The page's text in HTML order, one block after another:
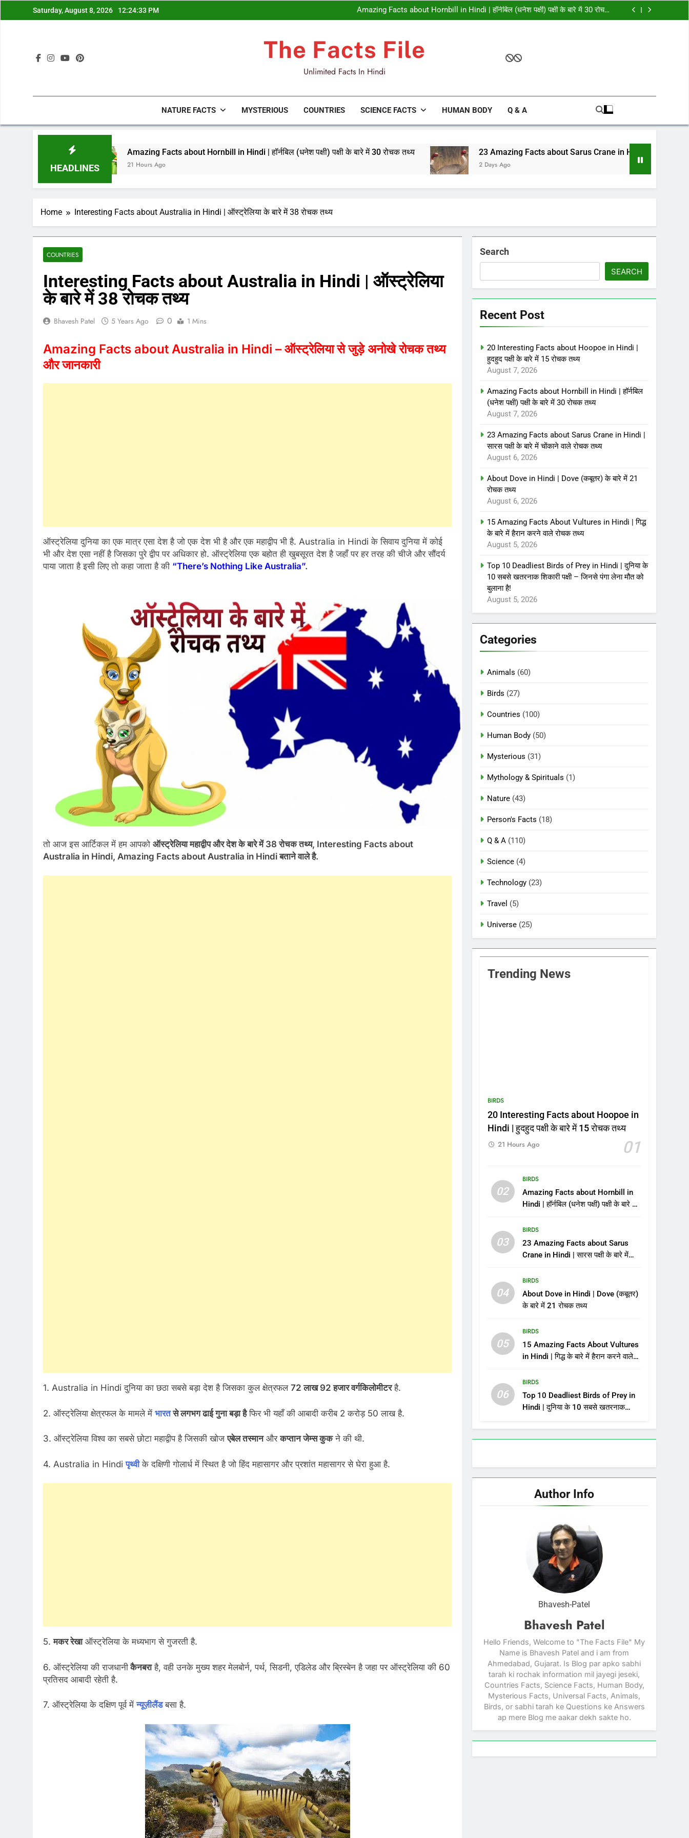
to
Saturday, August 8, 2026 12:24:34 PM
Amazing Facts about Hornbill in Hindi | हॉर्नबिल (धनेश पक्षी) पक्षी के बारे में 30 रोचक
तथ्य
23 Amazing Facts about Sarus Crane in Hindi | सारस पक्षी के बारे में चोंकाने वाले
Amazing Facts about Hornbill in Hindi | हॉर्नबिल (धनेश पक्षी) पक्षी के बारे में 30 रोचक
23 Amazing Facts about Sarus Crane in Hindi | सारस पक्षी के बारे में चोंकाने वाले
The Facts File
Unlimited Facts In Hindi
NATURE FACTS MYSTERIOUS COUNTRIES SCIENCE FACTS HUMAN BODY Q & A
HEADLINES
Amazing Facts about Hornbill in Hindi | हॉर्नबिल (धनेश पक्षी) पक्षी के बारे में 30 रोचक तथ्य
21 Hours Ago
23 Amazing Facts about Sarus Crane in Hindi | सारस पक्षी के बारे में चोंकाने वाले
2 Days Ago
Home Interesting Facts about Australia in Hindi | ऑस्ट्रेलिया के बारे में 38 रोचक तथ्य
COUNTRIES
Interesting Facts about Australia in Hindi | ऑस्ट्रेलिया
के बारे में 38 रोचक तथ्य
Bhavesh Patel 5 Years Ago 0 1 Mins
Amazing Facts about Australia in Hindi – ऑस्ट्रेलिया से जुड़े अनोखे रोचक तथ्य
और जानकारी
ऑस्ट्रेलिया दुनिया का एक मात्र एसा देश है जो एक देश भी है और एक महाद्वीप भी है. Australia in Hindi के सिवाय दुनिया में कोई
भी और देश एसा नहीं है जिसका पुरे द्वीप पर अधिकार हो. ऑस्ट्रेलिया एक बहोत ही खुबसूरत देश है जहाँ पर हर तरह की चीजे और सौंदर्य
पाया जाता है इसी लिए तो कहा जाता है की “There’s Nothing Like Australia”.
तो आज इस आर्टिकल में हम आपको ऑस्ट्रेलिया महाद्वीप और देश के बारे में 38 रोचक तथ्य, Interesting Facts about
Australia in Hindi, Amazing Facts about Australia in Hindi बताने वाले है.
1. Australia in Hindi दुनिया का छठा सबसे बड़ा देश है जिसका कुल क्षेत्रफल 72 लाख 92 हजार वर्गकिलोमीटरहै.
2. ऑस्ट्रेलिया क्षेत्रफल के मामले में भारतसे लगभग ढाई गुना बड़ा हैफिर भी यहाँ की आबादी करीब 2 करोड़ 50 लाख है.
3. ऑस्ट्रेलिया विश्व का सबसे छोटा महाद्वीप है जिसकी खोजएबेल तस्मानऔरकप्तान जेम्स कुकने की थी.
4. Australia in Hindiपृथ्वी के दक्षिणी गोलार्ध में स्थित है जो हिंद महासागर और प्रशांत महासागर से घेरा हुआ है.
5.मकर रेखाऑस्ट्रेलिया के मध्यभाग से गुजरती है.
6. ऑस्ट्रेलिया की राजधानीकैनबराहै, वही उनके मुख्य शहर मेलबोर्न, पर्थ, सिडनी, एडिलेड और ब्रिस्बेन है जहा पर ऑस्ट्रेलिया की 60
प्रतिसद आबादी रहेती है.
7. ऑस्ट्रेलिया के दक्षिण पूर्व मेंन्यूज़ीलैंडबसा है.
Search
SEARCH
Recent Post
20 Interesting Facts about Hoopoe in Hindi |
हुदहुद पक्षी के बारे में 15 रोचक तथ्य
August 7, 2026
Amazing Facts about Hornbill in Hindi | हॉर्नबिल
(धनेश पक्षी) पक्षी के बारे में 30 रोचक तथ्य
August 7, 2026
23 Amazing Facts about Sarus Crane in Hindi |
सारस पक्षी के बारे में चोंकाने वाले रोचक तथ्य
August 6, 2026
About Dove in Hindi | Dove (कबूतर) के बारे में 21
रोचक तथ्य
August 6, 2026
15 Amazing Facts About Vultures in Hindi | गिद्ध
के बारे में हैरान करने वाले रोचक तथ्य
August 5, 2026
Top 10 Deadliest Birds of Prey in Hindi | दुनिया के
10 सबसे खतरनाक शिकारी पक्षी – जिनसे पंगा लेना मौत को
बुलाना है!
August 5, 2026
Categories
Animals (60)
Birds (27)
Countries (100)
Human Body (50)
Mysterious (31)
Mythology & Spirituals (1)
Nature (43)
Person's Facts (18)
Q & A (110)
Science (4)
Technology (23)
Travel (5)
Universe (25)
Trending News
BIRDS
20 Interesting Facts about Hoopoe in
Hindi | हुदहुद पक्षी के बारे में 15 रोचक तथ्य
01
21 Hours Ago
02
BIRDS
Amazing Facts about Hornbill in
Hindi | हॉर्नबिल (धनेश पक्षी) पक्षी के बारे में
03
BIRDS
23 Amazing Facts about Sarus
Crane in Hindi | सारस पक्षी के बारे में
04
BIRDS
About Dove in Hindi | Dove (कबूतर)
के बारे में 21 रोचक तथ्य
05
BIRDS
15 Amazing Facts About Vultures
in Hindi | गिद्ध के बारे में हैरान करने वाले
06
BIRDS
Top 10 Deadliest Birds of Prey in
Hindi | दुनिया के 10 सबसे खतरनाक
बुलाना है!
Author Info
Bhavesh-Patel
Bhavesh Patel
Hello Friends, Welcome to "The Facts File" My
Name is Bhavesh Patel and i am from
Ahmedabad, Gujarat. Is Blog par apko sabhi
tarah ki rochak information mil jayegi jeseki,
Countries Facts, Science Facts, Human Body,
Mysterious Facts, Universal Facts, Animals,
Birds, or sabhi tarah ke Questions ke Answers
ap mere Blog me aakar dekh sakte ho.